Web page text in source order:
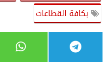
بكافة القطاعات